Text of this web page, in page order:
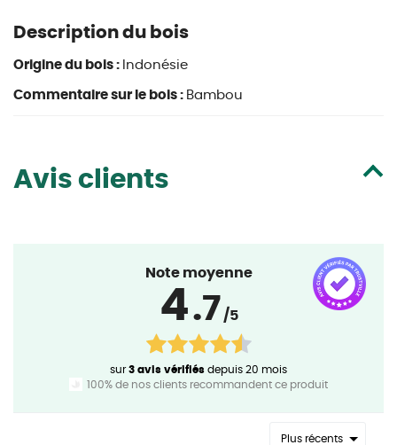
Description du bois
Origine du bois : Indonésie
Commentaire sur le bois : Bambou
Avis clients
Note moyenne
4.7 /5
sur3 avis vérifiés depuis 20 mois
100% de nos clients recommandent ce produit
Plus récents